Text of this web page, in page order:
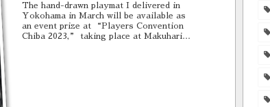
The hand-drawn playmat I delivered in
Yokohama in March will be available as
an event prize at “Players Convention
Chiba 2023,” taking place at Makuhari